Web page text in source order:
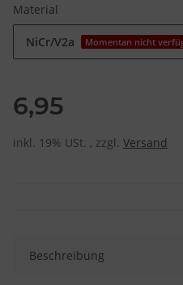
Material
NiCr/V2a Momentan nicht
6,95
inkl. 19% USt. , zzgl. Versand
Beschreibung